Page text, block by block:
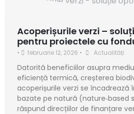
Acoperișurile verzi –
pentru proiectele cu
• februarie 12, 2026 • Actualități
Datorită beneficiilor asupra
eficiență termică, creșterea
acoperișurile verzi se încadrează
bazate pe natură (nature‑based
răspund direcțiilor de finanțare